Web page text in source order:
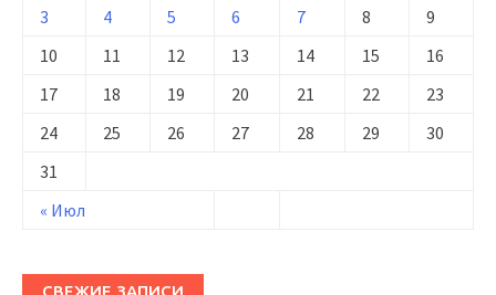
« Июл
3
4 5 6 7 8
9
10
11 12 13 14 15
16
17
18 19 20 21 22
23
24
25 26 27 28 29
30
31
СВЕЖИЕ ЗАПИСИ